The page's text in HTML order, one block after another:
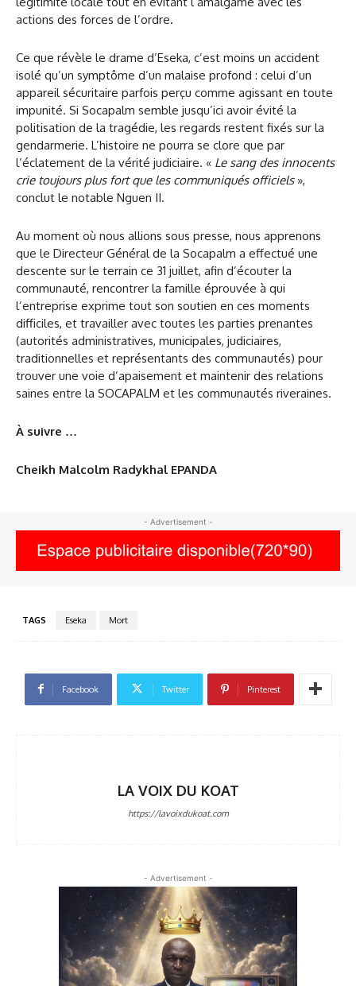
actions des forces de l’ordre.
Ce que révèle le drame d’Eseka, c’est moins un accident
isolé qu’un symptôme d’un malaise profond : celui d’un
appareil sécuritaire parfois perçu comme agissant en toute
impunité. Si Socapalm semble jusqu’ici avoir évité la
politisation de la tragédie, les regards restent fixés sur la
gendarmerie. L’histoire ne pourra se clore que par
l’éclatement de la vérité judiciaire. « Le sang des innocents
crie toujours plus fort que les communiqués officiels»,
conclut le notable Nguen II.
Au moment où nous allions sous presse, nous apprenons
que le Directeur Général de la Socapalm a effectué une
descente sur le terrain ce 31 juillet, afin d’écouter la
communauté, rencontrer la famille éprouvée à qui
l’entreprise exprime tout son soutien en ces moments
difficiles, et travailler avec toutes les parties prenantes
(autorités administratives, municipales, judiciaires,
traditionnelles et représentants des communautés) pour
trouver une voie d’apaisement et maintenir des relations
saines entre la SOCAPALM et les communautés riveraines.
À suivre …
Cheikh Malcolm Radykhal EPANDA
- Advertisement -
TAGS Eseka Mort
Facebook Twitter Pinterest
LA VOIX DU KOAT
https://lavoixdukoat.com
- Advertisement -